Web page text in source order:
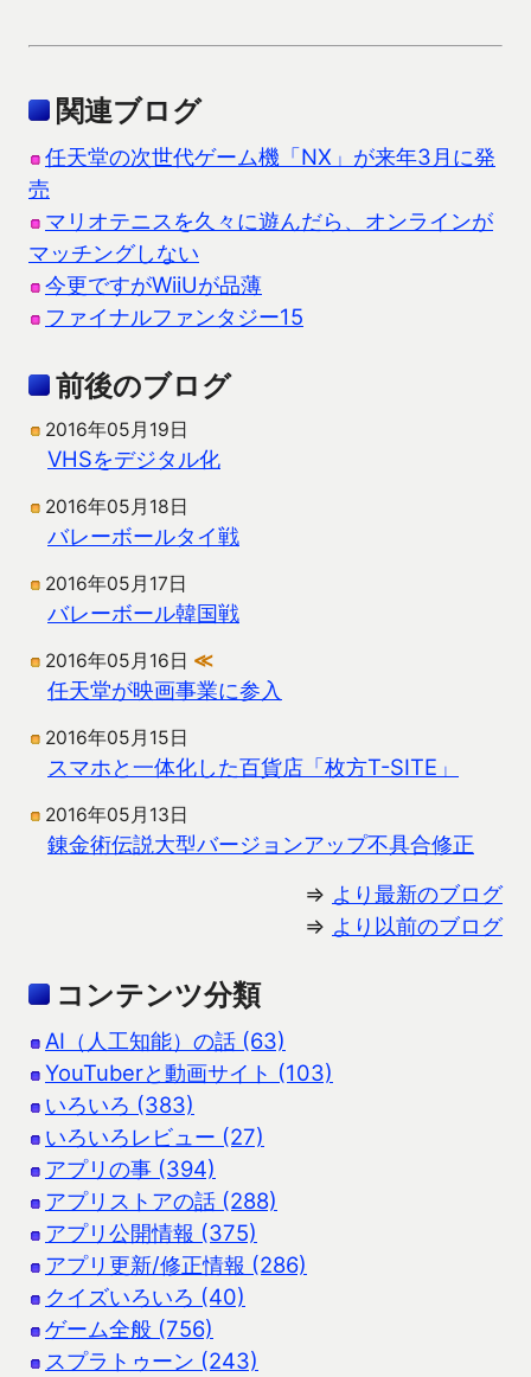
関連ブログ
任天堂の次世代ゲーム機「NX」が来年3月に発
売
マリオテニスを久々に遊んだら、オンラインが
マッチングしない
今更ですがWiiUが品薄
ファイナルファンタジー15
前後のブログ
2016年05月19日
VHSをデジタル化
2016年05月18日
バレーボールタイ戦
2016年05月17日
バレーボール韓国戦
2016年05月16日 ≪
任天堂が映画事業に参入
2016年05月15日
スマホと一体化した百貨店「枚方T-SITE」
2016年05月13日
錬金術伝説大型バージョンアップ不具合修正
⇒ より最新のブログ
⇒ より以前のブログ
コンテンツ分類
AI（人工知能）の話 (63)
YouTuberと動画サイト (103)
いろいろ (383)
いろいろレビュー (27)
アプリの事 (394)
アプリストアの話 (288)
アプリ公開情報 (375)
アプリ更新/修正情報 (286)
クイズいろいろ (40)
ゲーム全般 (756)
スプラトゥーン (243)